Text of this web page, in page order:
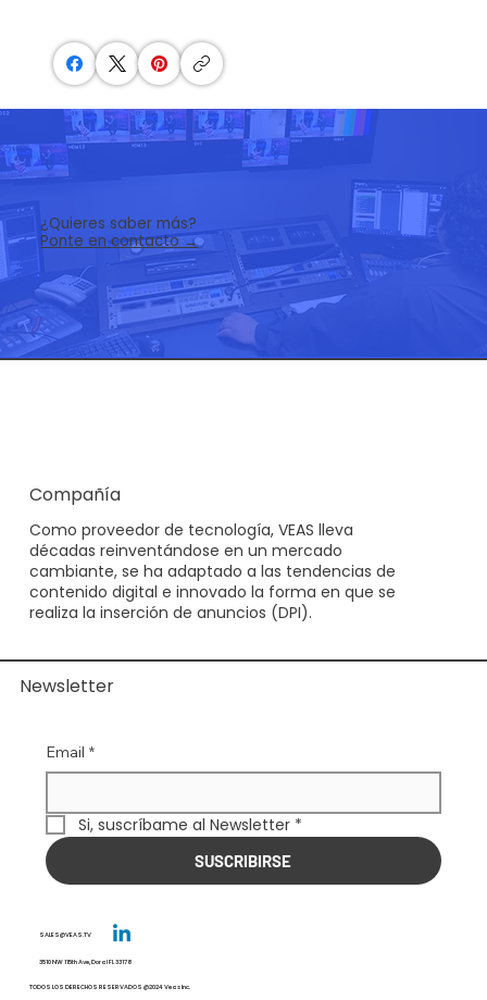
¿Quieres saber más?
Ponte en contacto →
Compañía
Como proveedor de tecnología, VEAS lleva
décadas reinventándose en un mercado
cambiante, se ha adaptado a las tendencias de
contenido digital e innovado la forma en que se
realiza la inserción de anuncios (DPI).
Newsletter
Email *
Si, suscríbame al Newsletter *
SUSCRIBIRSE
SALES@VEAS.TV
3510 NW 115th Ave, Doral FL 33178
TODOS LOS DERECHOS RESERVADOS @2024 Veas Inc.